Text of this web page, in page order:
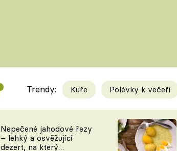
Videorecepty
TEĎ VAŘÍ ŠÉF!
Tipy
KAM ZA
Trendy: Kuře Polévky k večeři
Nepečené jahodové řezy
– lehký a osvěžující
dezert, na který